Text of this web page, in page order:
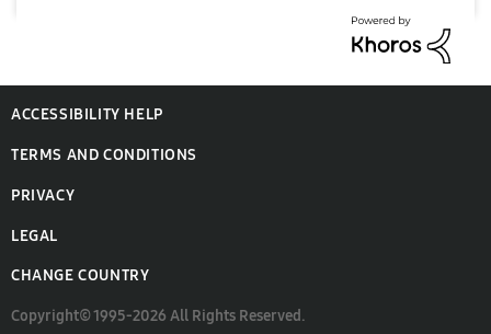
ACCESSIBILITY HELP
TERMS AND CONDITIONS
PRIVACY
LEGAL
CHANGE COUNTRY
Copyright© 1995-2026 All Rights Reserved.